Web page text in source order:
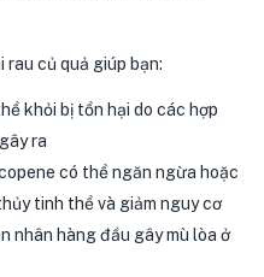
củ quả giúp bạn:
khỏi bị tổn hại do các hợp
ra
có thể ngăn ngừa hoặc
tinh thể và giảm nguy cơ
nhân hàng đầu gây mù lòa ở